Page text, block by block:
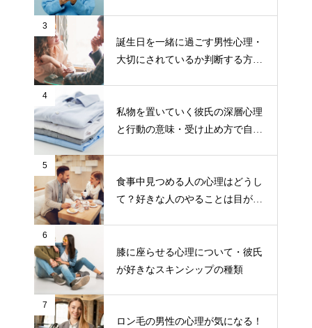
3
誕生日を一緒に過ごす男性心理・
大切にされているか判断する方
4
私物を置いていく彼氏の深層心理
と行動の意味・受け止め方で自分
5
食事中見つめる人の心理はどうし
て？好きな人のやることは目が離
6
膝に座らせる心理について・彼氏
が好きなスキンシップの種類
7
ロン毛の男性の心理が気になる！